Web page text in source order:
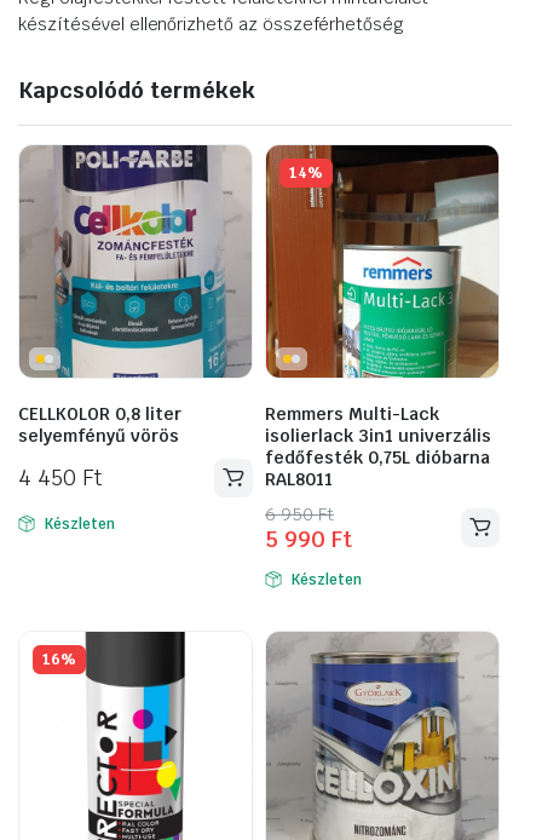
készítésével ellenőrizhető az összeférhetőség
Kapcsolódó termékek
CELLKOLOR 0,8 liter
selyemfényű vörös
4 450 Ft
Készleten
14%
Remmers Multi-Lack
isolierlack 3in1 univerzális
fedőfesték 0,75L dióbarna
RAL8011
6 950Ft
Original
price
was:
950 Ft.
5 990 Ft
Current
price
is:
990 Ft.
Készleten
16%